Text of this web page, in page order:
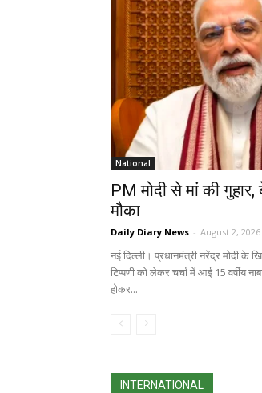
National
PM मोदी से मां की गुहार,
मौका
Daily Diary News - August 2, 2026
नई दिल्ली। प्रधानमंत्री नरेंद्र मोदी के
टिप्पणी को लेकर चर्चा में आई 15 वर्षीय
होकर...
INTERNATIONAL